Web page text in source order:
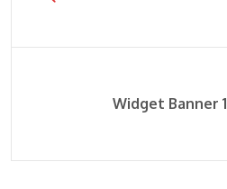
Widget Banner 1